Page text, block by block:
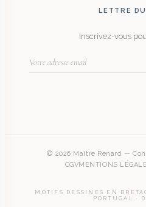
LETTRE
Inscrivez-vous
© 2026 Maître Renard —
CGVMENTIONS
MOTIFS DESSINÉS EN
PORTUGAL ·